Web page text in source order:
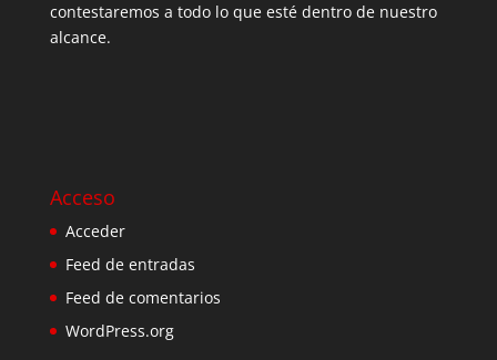
contestaremos a todo lo que esté dentro de nuestro
alcance.
Acceso
Acceder
Feed de entradas
Feed de comentarios
WordPress.org